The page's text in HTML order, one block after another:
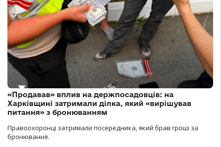
«Продавав» вплив на держпосадовців: на
Харківщині затримали ділка, який «вирішував
питання» з бронюванням
Правоохоронці затримали посередника, який брав гроші за
бронювання.